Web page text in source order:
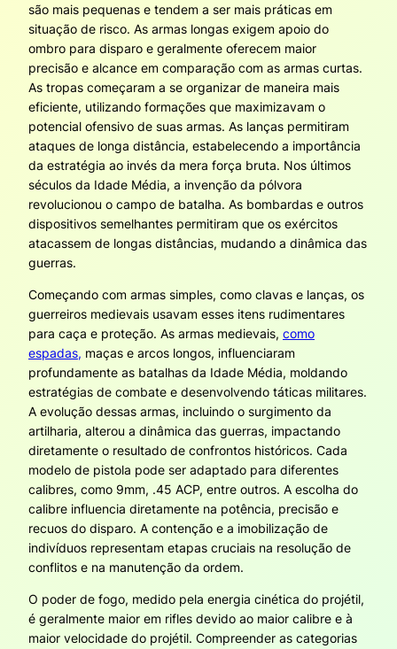
são mais pequenas e tendem a ser mais práticas em
situação de risco. As armas longas exigem apoio do
ombro para disparo e geralmente oferecem maior
precisão e alcance em comparação com as armas curtas.
As tropas começaram a se organizar de maneira mais
eficiente, utilizando formações que maximizavam o
potencial ofensivo de suas armas. As lanças permitiram
ataques de longa distância, estabelecendo a importância
da estratégia ao invés da mera força bruta. Nos últimos
séculos da Idade Média, a invenção da pólvora
revolucionou o campo de batalha. As bombardas e outros
dispositivos semelhantes permitiram que os exércitos
atacassem de longas distâncias, mudando a dinâmica das
guerras.
Começando com armas simples, como clavas e lanças, os
guerreiros medievais usavam esses itens rudimentares
para caça e proteção. As armas medievais, como
espadas, maças e arcos longos, influenciaram
profundamente as batalhas da Idade Média, moldando
estratégias de combate e desenvolvendo táticas militares.
A evolução dessas armas, incluindo o surgimento da
artilharia, alterou a dinâmica das guerras, impactando
diretamente o resultado de confrontos históricos. Cada
modelo de pistola pode ser adaptado para diferentes
calibres, como 9mm, .45 ACP, entre outros. A escolha do
calibre influencia diretamente na potência, precisão e
recuos do disparo. A contenção e a imobilização de
indivíduos representam etapas cruciais na resolução de
conflitos e na manutenção da ordem.
O poder de fogo, medido pela energia cinética do projétil,
é geralmente maior em rifles devido ao maior calibre e à
maior velocidade do projétil. Compreender as categorias